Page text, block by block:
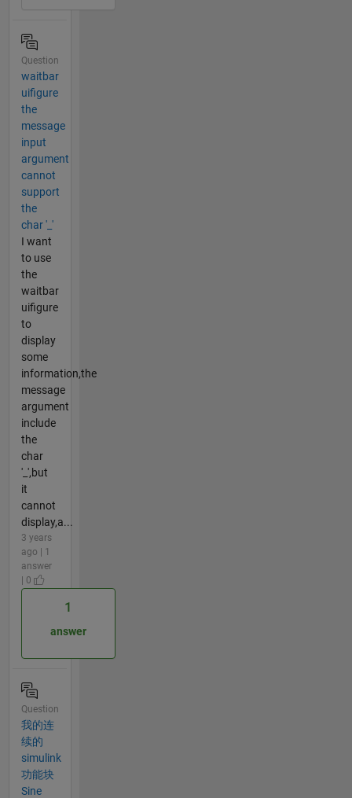
Question
waitbar
uifigure
the
message
input
argument
cannot
support
the
char '_'
I want
to use
the
waitbar
uifigure
to
display
some
information,the
message
argument
include
the
char
'_',but
it
cannot
display,a...
3 years
ago | 1
answer
| 0
1
answer
Question
我的连
续的
simulink
功能块
Sine